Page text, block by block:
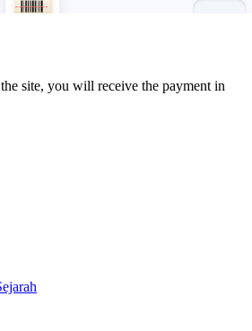
site, you will receive the payment in